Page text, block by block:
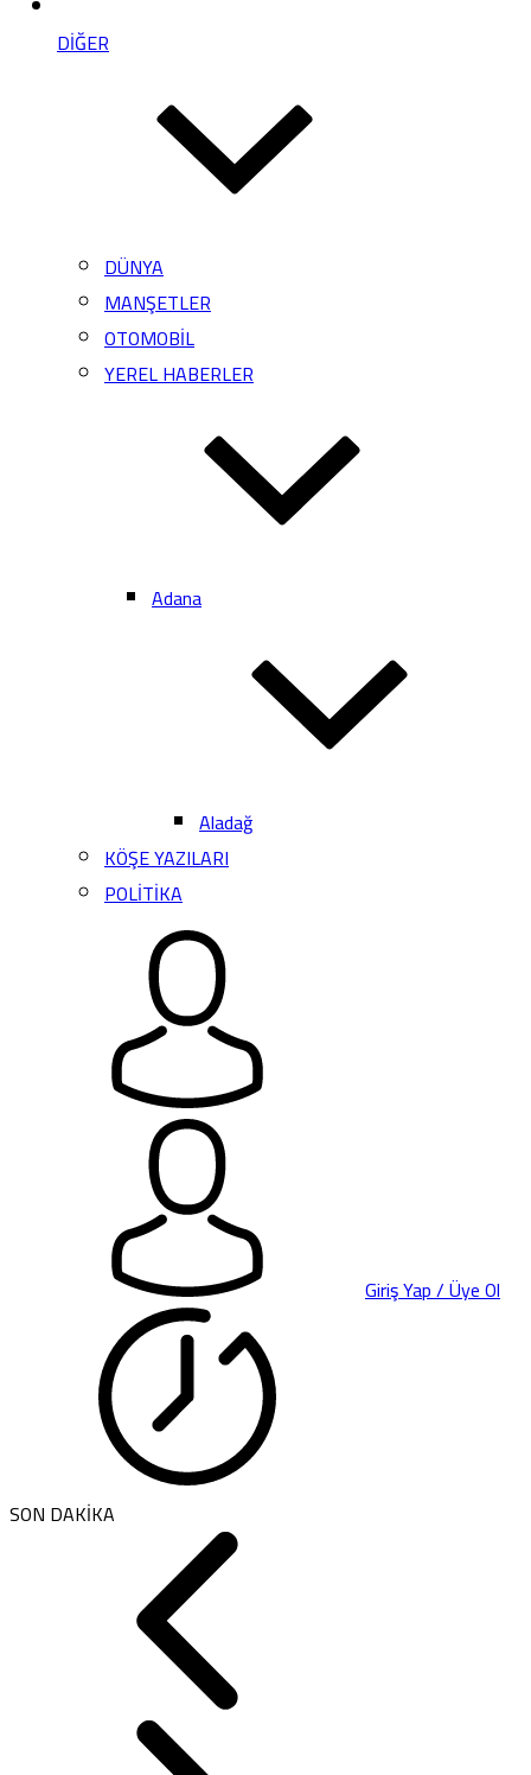
DİĞER
DÜNYA
MANŞETLER
OTOMOBİL
YEREL HABERLER
Adana
Aladağ
KÖŞE YAZILARI
POLİTİKA
Giriş Yap / Üye Ol
SON DAKİKA